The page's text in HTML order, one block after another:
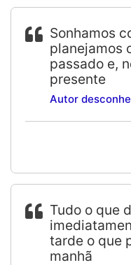
Sonhamos
planejamos
passado e,
presente
Autor
Tudo o que
tarde o que
manhã